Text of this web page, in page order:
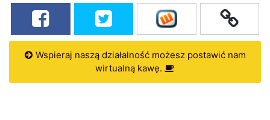
Wspieraj naszą działalność możesz postawić nam
wirtualną kawę.